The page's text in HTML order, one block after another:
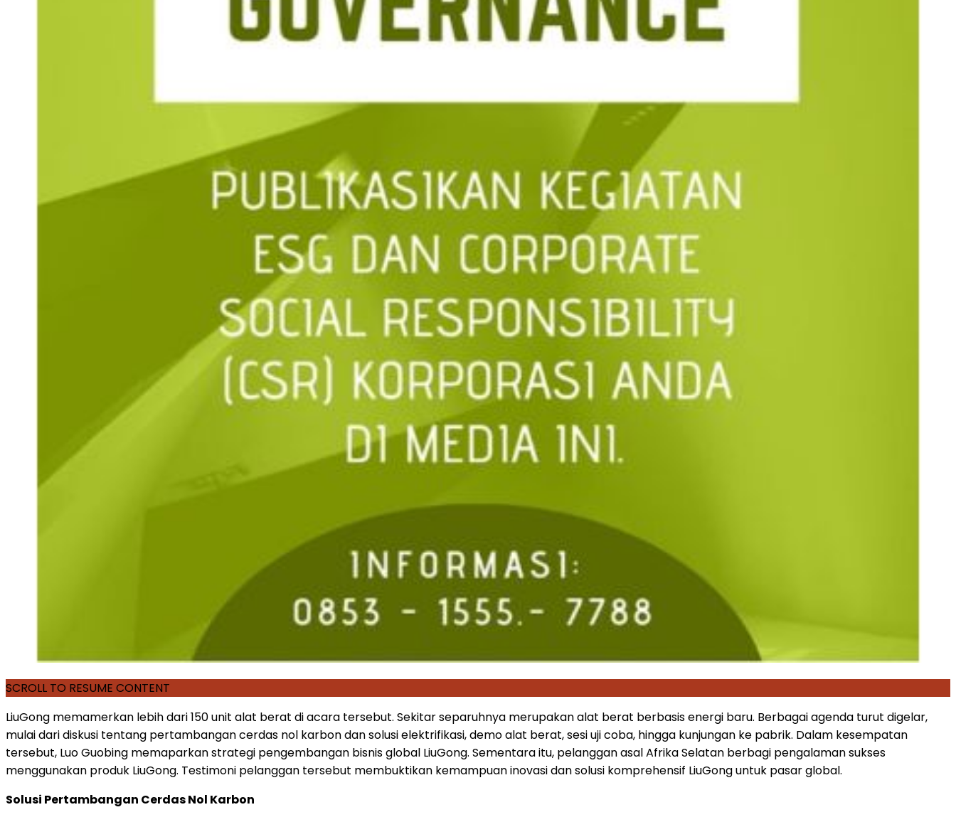
SCROLL TO RESUME CONTENT
LiuGong memamerkan lebih dari 150 unit alat berat di acara tersebut. Sekitar separuhnya merupakan alat berat berbasis energi baru. Berbagai agenda turut digelar,
mulai dari diskusi tentang pertambangan cerdas nol karbon dan solusi elektrifikasi, demo alat berat, sesi uji coba, hingga kunjungan ke pabrik. Dalam kesempatan
tersebut, Luo Guobing memaparkan strategi pengembangan bisnis global LiuGong. Sementara itu, pelanggan asal Afrika Selatan berbagi pengalaman sukses
menggunakan produk LiuGong. Testimoni pelanggan tersebut membuktikan kemampuan inovasi dan solusi komprehensif LiuGong untuk pasar global.
Solusi Pertambangan Cerdas Nol Karbon